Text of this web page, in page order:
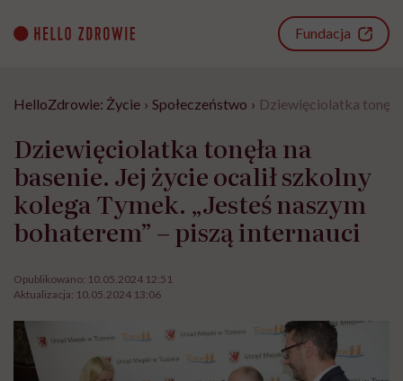
content
Fundacja
HelloZdrowie: Życie › Społeczeństwo › Dziewięciolatka
Dziewięciolatka tonęła na
basenie. Jej życie ocalił szkolny
kolega Tymek. „Jesteś naszym
bohaterem” – piszą internauci
Opublikowano: 10.05.2024 12:51
Aktualizacja: 10.05.2024 13:06